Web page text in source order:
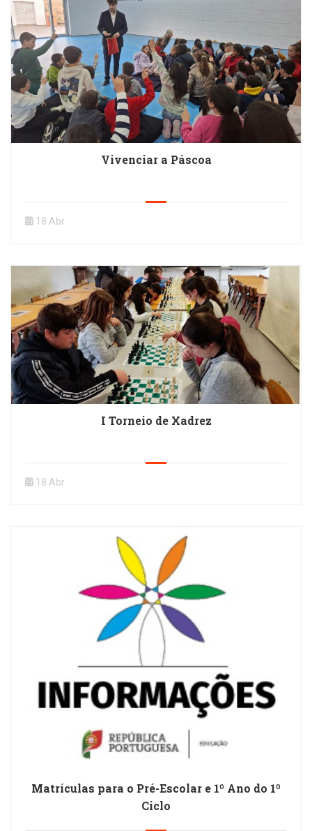
Vivenciar a Páscoa
18 Abr
I Torneio de Xadrez
18 Abr
Matrículas para o Pré-Escolar e 1º Ano do 1º
Ciclo